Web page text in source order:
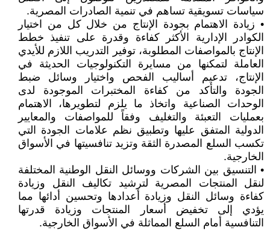
سياسات تسويقية تساهم في تنمية الصادرات المصرية.
• زيادة الاهتمام بجودة الإنتاج من خلال كل من اختيار
الكوادر الإدارية الأكثر كفاءة وقدرة على تنفيذ خطط
الإنتاج بالمواصفات المطلوبة، توفير التدريب اللازم للأيدي
العاملة لتمكنها من مسايرة التكنولوجيات الحديثة في
الإنتاج، تدعيم أساليب الفحص واختيار وسائل ضبط
الجودة والتأكد من كفاءة المختبرات الموجودة لدى
الوحدات الصناعية واتخاذ ما يلزم لتطويرها، الاهتمام
بعمليات التعبئة والتغليف وفقاً للمواصفات والمعايير
الدولية المتفق عليها وتطبيق نظم علامات الجودة التي
تكسب السلع المصدرة الثقة وتزيد تنافسيتها في الأسواق
الخارجية.
• التنسيق بين الشركات ووسائل النقل الوطنية المختلفة
لنقل المنتجات المصرية لترشيد تكاليف النقل وزيادة
كفاءة وسائل النقل وزيادة أعدادها وتحسين أدائها مما
يؤدي إلى تخفيض أسعار المنتجات وزيادة قدرتها
التنافسية أمام السلع المماثلة في الأسواق الخارجية.